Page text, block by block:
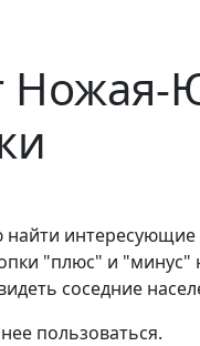
"плюс" и
соседние
пользоваться.